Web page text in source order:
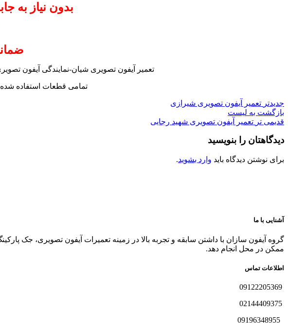
بدون نیاز به
تعمیر آیفون تصویری شیان-نمایندگی آیفون
تمامی قطعات استفاده شده
جدیدتر تعمیر آیفون تصویری شیرازی
بازگشت به لیست
قدیمی تر تعمیر آیفون تصویری شهید رجایی
دیدگاهتان را بنویسید
برای نوشتن دیدگاه باید وارد بشوید.
آشنایی با ما
گروه آیفون سازان با داشتن سابقه و تجربه بالا در زمینه تعمیرات آیفون تصویری، جک
ممکن در محل انجام دهد.
اطلاعات تماس